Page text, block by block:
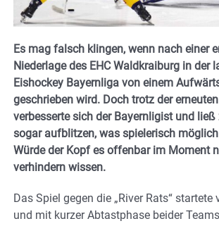
Es mag falsch klingen, wenn nach einer
Niederlage des EHC Waldkraiburg in der
Eishockey Bayernliga von einem
geschrieben wird. Doch trotz der
verbesserte sich der Bayernligist und ließ
sogar aufblitzen, was spielerisch
Würde der Kopf es offenbar im Moment
verhindern wissen.
Das Spiel gegen die „River Rats“ startete
und mit kurzer Abtastphase beider